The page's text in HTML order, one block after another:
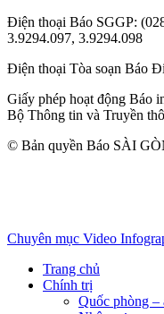
Điện thoại Báo SGGP:
3.9294.097, 3.9294.098
Điện thoại Tòa soạn Báo
Giấy phép hoạt động Báo
Bộ Thông tin và Truyền
© Bản quyền Báo SÀI
Chuyên mục Video
Trang chủ
Chính trị
Quốc phòng –